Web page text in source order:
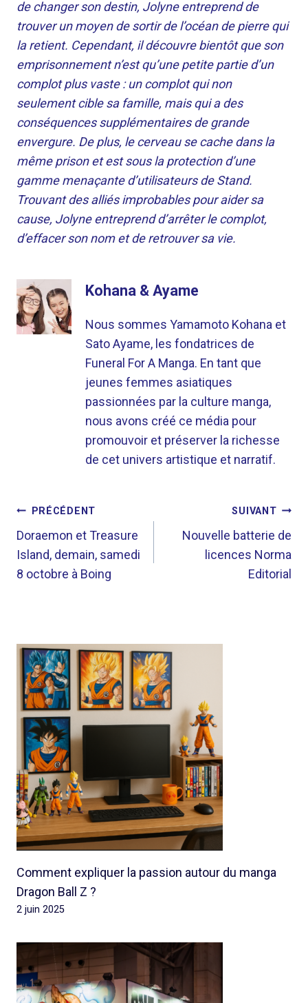
de changer son destin, Jolyne entreprend de
trouver un moyen de sortir de l’océan de pierre qui
la retient. Cependant, il découvre bientôt que son
emprisonnement n’est qu’une petite partie d’un
complot plus vaste : un complot qui non
seulement cible sa famille, mais qui a des
conséquences supplémentaires de grande
envergure. De plus, le cerveau se cache dans la
même prison et est sous la protection d’une
gamme menaçante d’utilisateurs de Stand.
Trouvant des alliés improbables pour aider sa
cause, Jolyne entreprend d’arrêter le complot,
d’effacer son nom et de retrouver sa vie.
Kohana & Ayame
Nous sommes Yamamoto Kohana et
Sato Ayame, les fondatrices de
Funeral For A Manga. En tant que
jeunes femmes asiatiques
passionnées par la culture manga,
nous avons créé ce média pour
promouvoir et préserver la richesse
de cet univers artistique et narratif.
NAVIGATION
DE
L’ARTICLE
PRÉCÉDENT
Doraemon et Treasure
Island, demain, samedi
8 octobre à Boing
SUIVANT
Nouvelle batterie de
licences Norma
Editorial
Comment expliquer la passion autour du manga
Dragon Ball Z ?
2 juin 2025